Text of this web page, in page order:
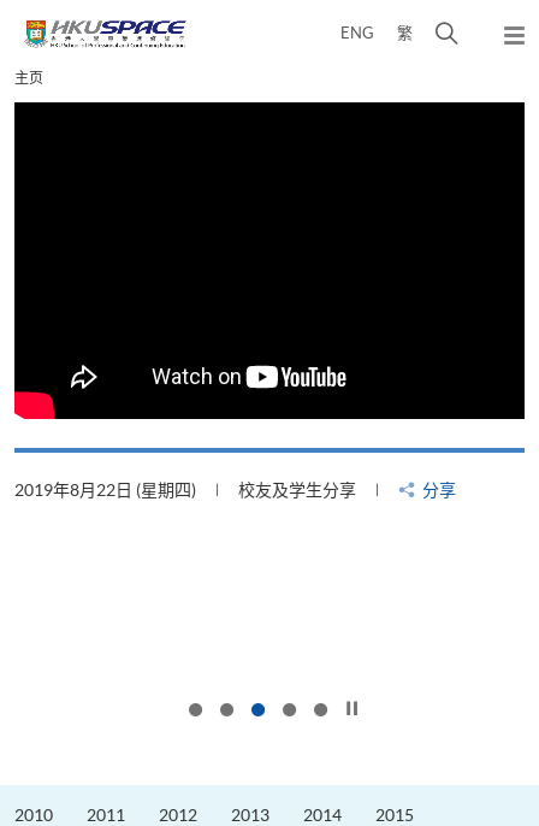
content
ENG 繁
弹
Main
content
主页
2019年8月22日 (星期四) 校友及学生分享 分享
2010 2011 2012 2013 2014 2015